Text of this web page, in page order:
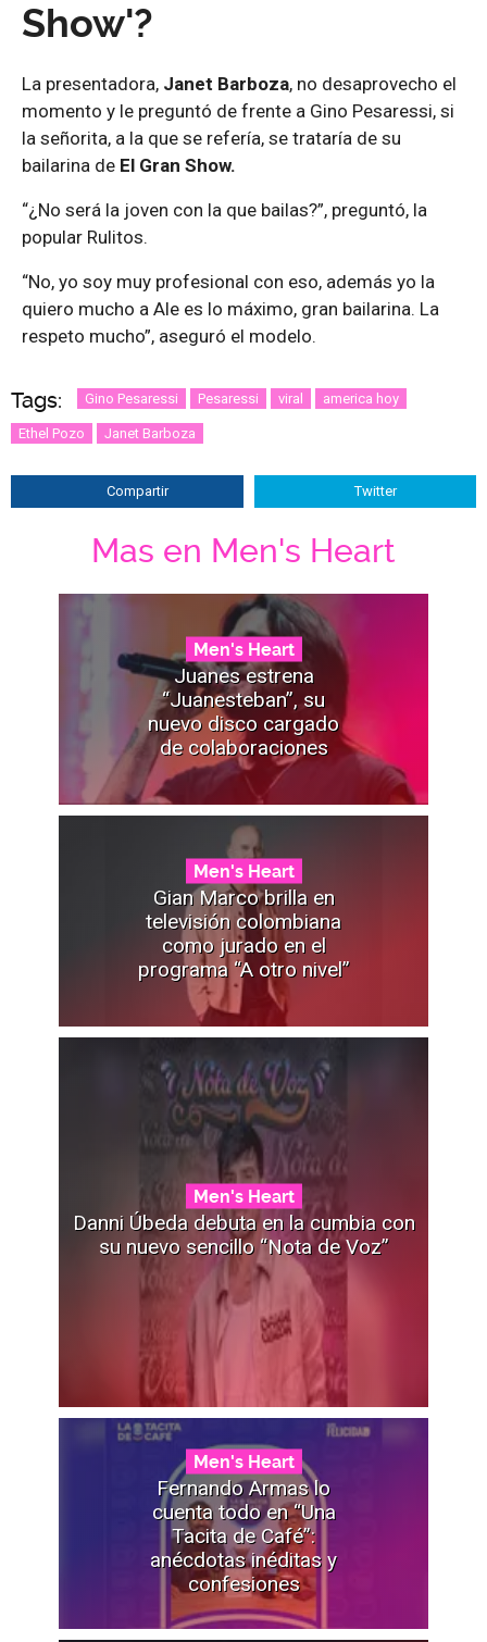
Show'?
La presentadora, Janet Barboza, no desaprovecho el
momento y le preguntó de frente a Gino Pesaressi, si
la señorita, a la que se refería, se trataría de su
bailarina de El Gran Show.
“¿No será la joven con la que bailas?”, preguntó, la
popular Rulitos.
“No, yo soy muy profesional con eso, además yo la
quiero mucho a Ale es lo máximo, gran bailarina. La
respeto mucho”, aseguró el modelo.
Tags: Gino Pesaressi Pesaressi viral america hoy
Ethel Pozo Janet Barboza
Compartir Twitter
Mas en Men's Heart
Men's Heart
Juanes estrena
“Juanesteban”, su
nuevo disco cargado
de colaboraciones
Men's Heart
Gian Marco brilla en
televisión colombiana
como jurado en el
programa “A otro nivel”
Men's Heart
Danni Úbeda debuta en la cumbia con
su nuevo sencillo “Nota de Voz”
Men's Heart
Fernando Armas lo
cuenta todo en “Una
Tacita de Café”:
anécdotas inéditas y
confesiones